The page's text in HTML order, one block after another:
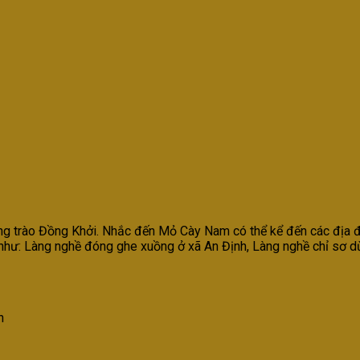
trào Đồng Khởi. Nhắc đến Mỏ Cày Nam có thể kể đến các
Làng nghề đóng ghe xuồng ở xã An Định, Làng nghề chỉ sơ